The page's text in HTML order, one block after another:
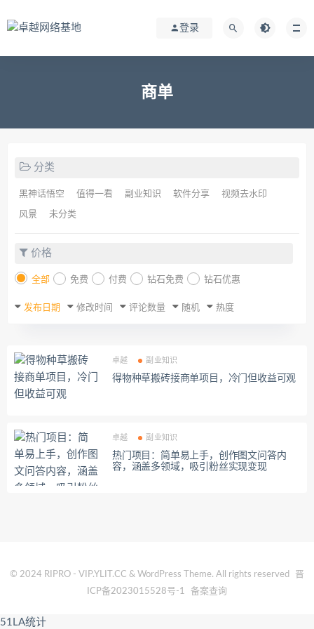
登录
商单
分类
黑神话悟空 值得一看 副业知识 软件分享 视频去水印
风景 未分类
价格
全部 免费 付费 钻石免费 钻石优惠
发布日期 修改时间 评论数量 随机 热度
卓越 副业知识
得物种草搬砖接商单项目，冷门但收益可观
卓越 副业知识
热门项目：简单易上手，创作图文问答内
容，涵盖多领域，吸引粉丝实现变现
© 2024 RIPRO - VIP.YLIT.CC & WordPress Theme. All rights reserved
晋
ICP备2023015528号-1
备案查询
51LA统计